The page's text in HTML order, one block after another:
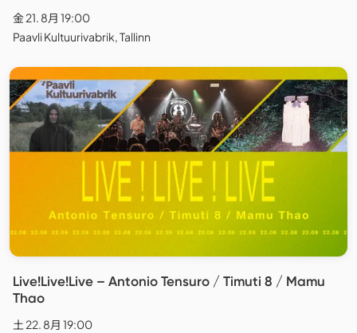
金 21. 8月 19:00
Paavli Kultuurivabrik, Tallinn
Live!Live!Live – Antonio Tensuro / Timuti 8 / Mamu
Thao
土 22. 8月 19:00